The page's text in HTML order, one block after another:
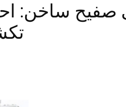
صفيح ساخن: